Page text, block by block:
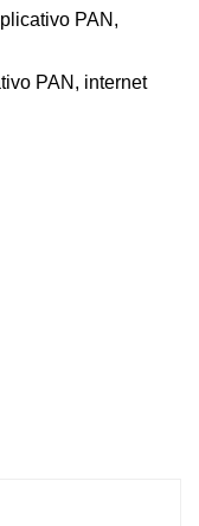
PAN,
PAN, internet